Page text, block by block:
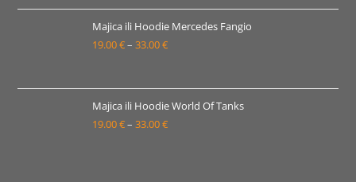
od
19.00 €
do
Majica ili Hoodie Mercedes Fangio
19.00€– 33.00€Raspon
od
19.00 €
do
Majica ili Hoodie World Of Tanks
19.00€– 33.00€Raspon